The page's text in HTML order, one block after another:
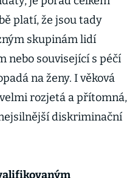
platí, že jsou tady
skupinám lidí
nebo související s péčí
na ženy. I věková
rozjetá a přítomná,
diskriminační